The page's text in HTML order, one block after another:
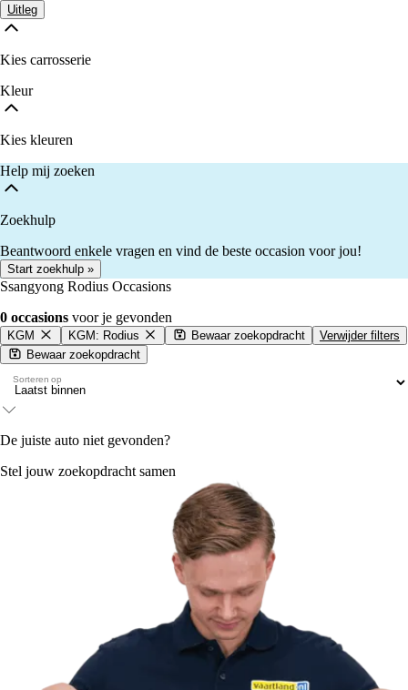
Uitleg
Kies carrosserie
Kleur
Kies kleuren
Help mij zoeken
Zoekhulp
Beantwoord enkele vragen en vind de beste occasion voor jou!
Start zoekhulp »
Ssangyong Rodius Occasions
0 occasions voor je gevonden
KGM KGM: Rodius Bewaar zoekopdracht
Verwijder filters
Bewaar zoekopdracht
Sorteren op
De juiste auto niet gevonden?
Stel jouw zoekopdracht samen